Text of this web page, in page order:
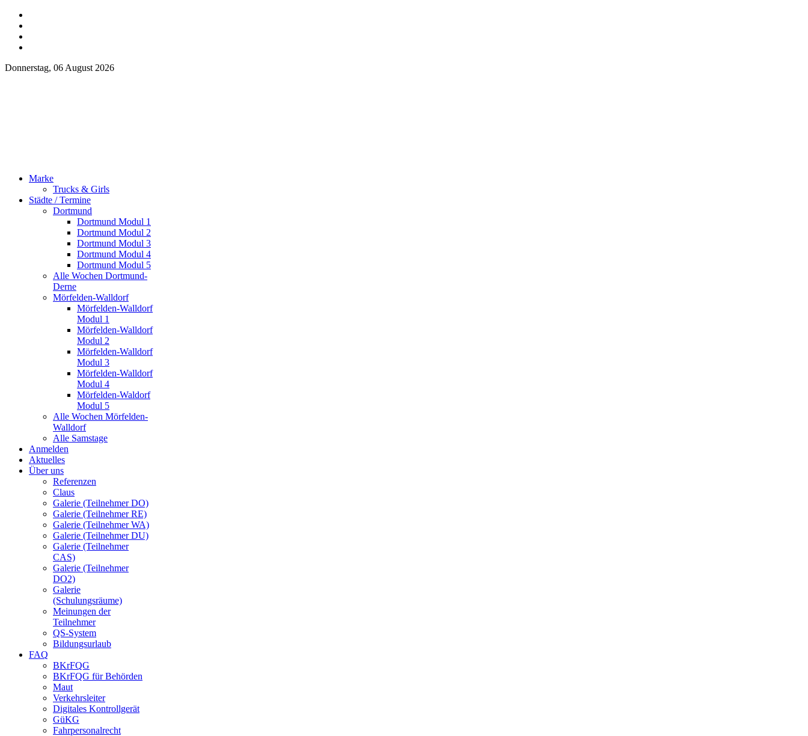
Donnerstag, 06 August 2026
Marke
Trucks & Girls
Städte / Termine
Dortmund
Dortmund Modul 1
Dortmund Modul 2
Dortmund Modul 3
Dortmund Modul 4
Dortmund Modul 5
Alle Wochen Dortmund-
Derne
Mörfelden-Walldorf
Mörfelden-Walldorf
Modul 1
Mörfelden-Walldorf
Modul 2
Mörfelden-Walldorf
Modul 3
Mörfelden-Walldorf
Modul 4
Mörfelden-Waldorf
Modul 5
Alle Wochen Mörfelden-
Walldorf
Alle Samstage
Anmelden
Aktuelles
Über uns
Referenzen
Claus
Galerie (Teilnehmer DO)
Galerie (Teilnehmer RE)
Galerie (Teilnehmer WA)
Galerie (Teilnehmer DU)
Galerie (Teilnehmer
CAS)
Galerie (Teilnehmer
DO2)
Galerie
(Schulungsräume)
Meinungen der
Teilnehmer
QS-System
Bildungsurlaub
FAQ
BKrFQG
BKrFQG für Behörden
Maut
Verkehrsleiter
Digitales Kontrollgerät
GüKG
Fahrpersonalrecht